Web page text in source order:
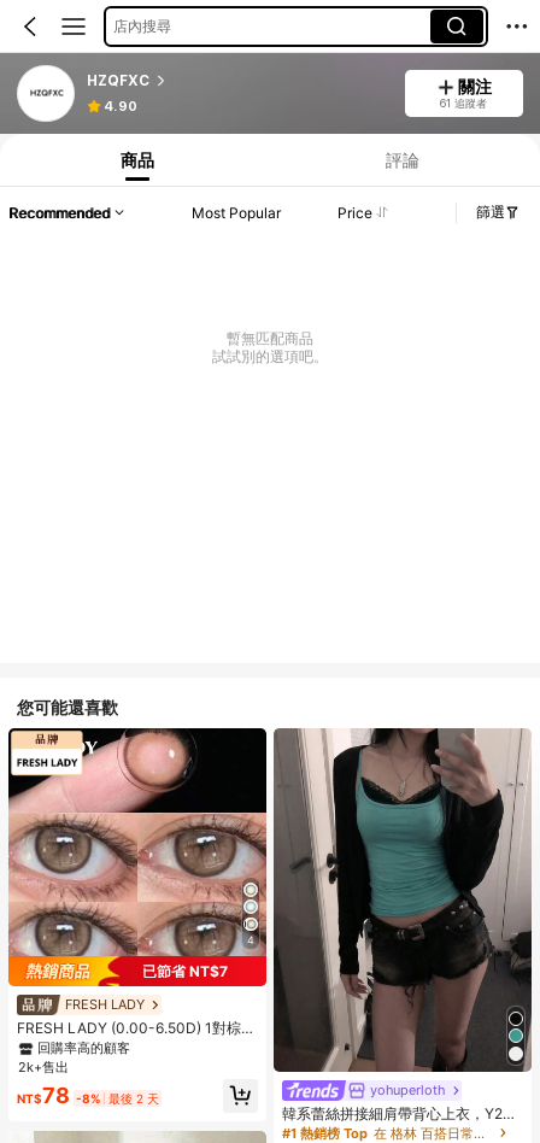
店內搜尋
HZQFXC
4.90
關注
61 追蹤者
商品 評論
Recommended Most Popular Price 篩選
暫無匹配商品
試試別的選項吧。
您可能還喜歡
4
已節省 NT$7
FRESH LADY
FRESH LADY (0.00-6.50D) 1對棕色
隱形眼鏡，微妙混色瞳孔，亮麗柔和
鏡片，適合日常配戴、派對、杜拜妝
容，年戴，14.00mm
回購率高的顧客
2k+售出
NT$78 -8% 最後 2 天 yohuperloth
韓系蕾絲拼接細肩帶背心上衣，Y2K
風格，街頭休閒夏季穿搭
#1 熱銷榜 Top
在 格林 百搭日常上衣